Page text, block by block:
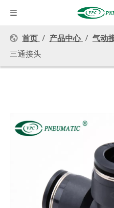
首页 / 产品中心 / 气动
三通接头